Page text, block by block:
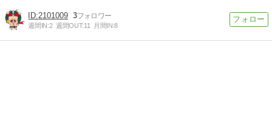
2101009 3
週間IN:2 週間OUT:11 月間IN:8